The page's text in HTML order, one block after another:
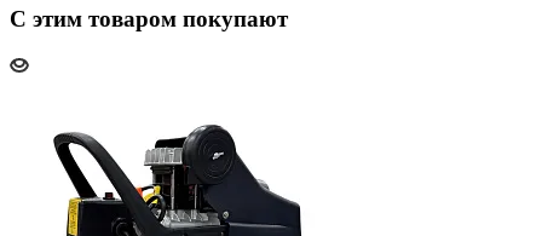
С этим товаром покупают